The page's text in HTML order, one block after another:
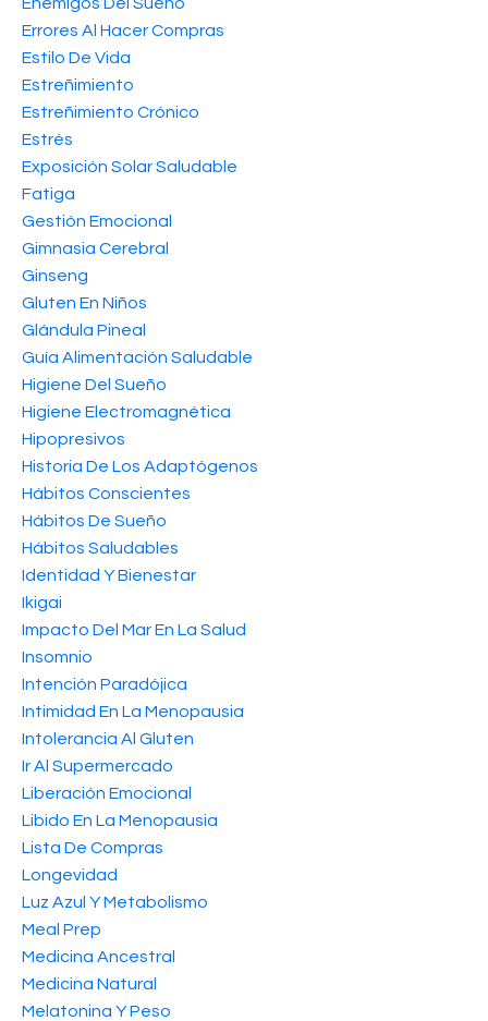
Errores Al Hacer Compras
Estilo De Vida
Estreñimiento
Estreñimiento Crónico
Estrés
Exposición Solar Saludable
Fatiga
Gestión Emocional
Gimnasia Cerebral
Ginseng
Gluten En Niños
Glándula Pineal
Guía Alimentación Saludable
Higiene Del Sueño
Higiene Electromagnética
Hipopresivos
Historia De Los Adaptógenos
Hábitos Conscientes
Hábitos De Sueño
Hábitos Saludables
Identidad Y Bienestar
Ikigai
Impacto Del Mar En La Salud
Insomnio
Intención Paradójica
Intimidad En La Menopausia
Intolerancia Al Gluten
Ir Al Supermercado
Liberación Emocional
Libido En La Menopausia
Lista De Compras
Longevidad
Luz Azul Y Metabolismo
Meal Prep
Medicina Ancestral
Medicina Natural
Melatonina Y Peso